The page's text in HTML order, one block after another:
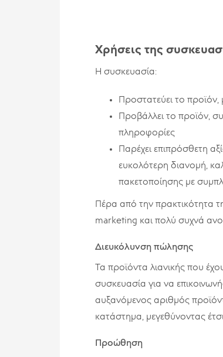
Χρήσεις της
Η συσκευασία:
Προστατεύει το
Προβάλλει το προϊόν,
πληροφορίες
Παρέχει επιπρόσθετη
ευκολότερη διανομή,
πακετοποίησης με
Πέρα από την πρακτικότητα
marketing και πολύ συχνά
Διευκόλυνση πώλησης
Τα προϊόντα λιανικής που
συσκευασία για να
αυξανόμενος αριθμός
κατάστημα, μεγεθύνοντας
Προώθηση